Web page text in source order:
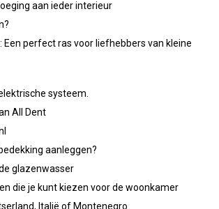
aan ieder interieur
Een perfect ras voor liefhebbers van kleine
systeem.
All Dent
aanleggen?
glazenwasser
die je kunt kiezen voor de woonkamer
Italië of Montenegro